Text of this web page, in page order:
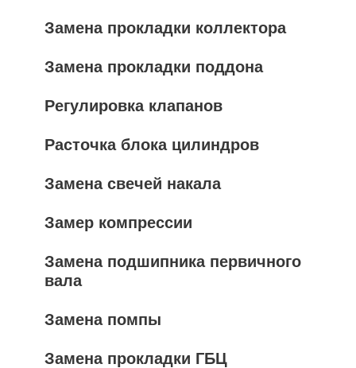
Замена прокладки коллектора
Замена прокладки поддона
Регулировка клапанов
Расточка блока цилиндров
Замена свечей накала
Замер компрессии
Замена подшипника первичного
вала
Замена помпы
Замена прокладки ГБЦ